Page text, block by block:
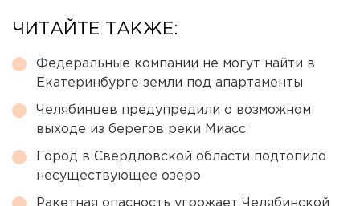
ЧИТАЙТЕ ТАКЖЕ:
Федеральные компании не могут найти в
Екатеринбурге земли под апартаменты
Челябинцев предупредили о возможном
выходе из берегов реки Миасс
Город в Свердловской области подтопило
несуществующее озеро
Ракетная опасность угрожает Челябинской